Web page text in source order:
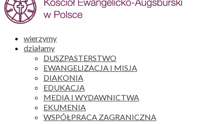
wierzymy
działamy
DUSZPASTERSTWO
EWANGELIZACJA I MISJA
DIAKONIA
EDUKACJA
MEDIA I WYDAWNICTWA
EKUMENIA
WSPÓŁPRACA ZAGRANICZNA